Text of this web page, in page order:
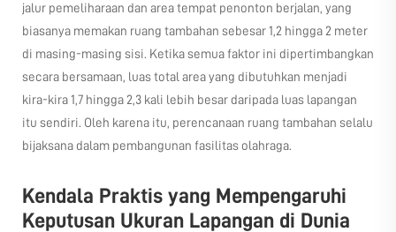
jalur pemeliharaan dan area tempat penonton berjalan, yang
biasanya memakan ruang tambahan sebesar 1,2 hingga 2 meter
di masing-masing sisi. Ketika semua faktor ini dipertimbangkan
secara bersamaan, luas total area yang dibutuhkan menjadi
kira-kira 1,7 hingga 2,3 kali lebih besar daripada luas lapangan
itu sendiri. Oleh karena itu, perencanaan ruang tambahan selalu
bijaksana dalam pembangunan fasilitas olahraga.
Kendala Praktis yang Mempengaruhi
Keputusan Ukuran Lapangan di Dunia